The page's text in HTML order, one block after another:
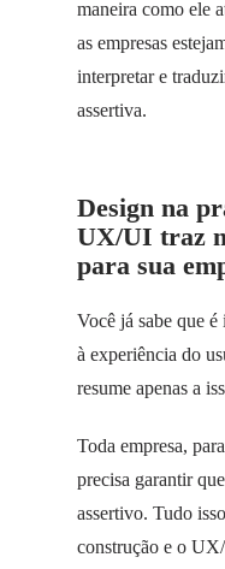
maneira como ele
as empresas
interpretar e
assertiva.
Design na
UX/UI traz
para sua
Você já sabe que
à experiência do
resume apenas a
Toda empresa,
precisa garantir
assertivo. Tudo
construção e o